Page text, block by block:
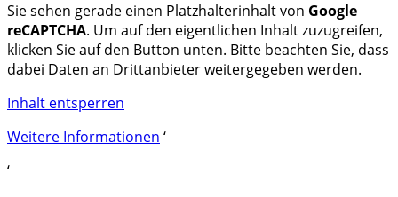
Sie sehen gerade einen Platzhalterinhalt von Google
reCAPTCHA. Um auf den eigentlichen Inhalt zuzugreifen,
klicken Sie auf den Button unten. Bitte beachten Sie, dass
dabei Daten an Drittanbieter weitergegeben werden.
Inhalt entsperren
Weitere Informationen ‘
‘